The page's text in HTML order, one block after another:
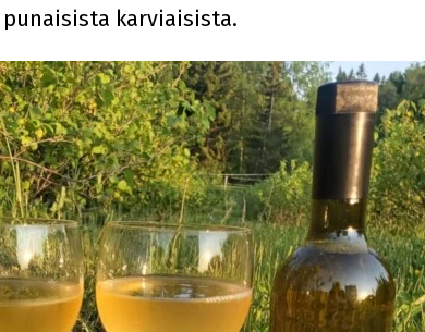
karviaisista.